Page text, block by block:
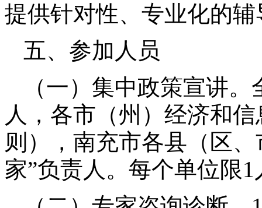
提供针对性、专业化的
五、参加人员
（一）集中政策宣讲
人，各市（州）经济和
则），南充市各县（区
家”负责人。每个单位限1